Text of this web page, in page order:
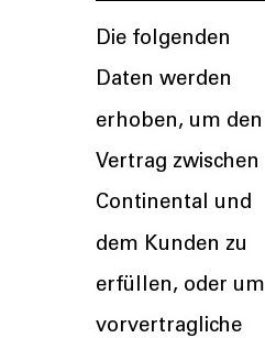
Die folgenden
Daten werden
erhoben, um den
Vertrag zwischen
Continental und
dem Kunden zu
erfüllen, oder um
vorvertragliche